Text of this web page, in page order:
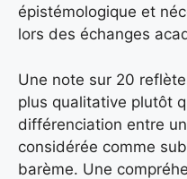
épistémologique et
lors des échanges
Une note sur 20
plus qualitative plutôt
différenciation entre
considérée comme
barème. Une